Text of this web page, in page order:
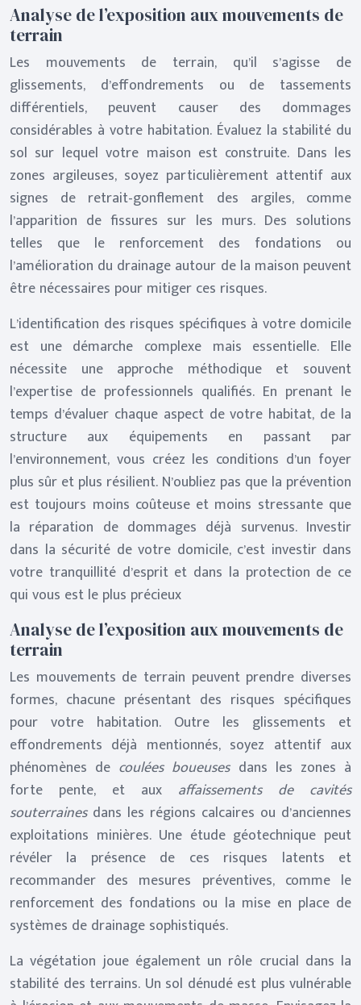
Analyse de l’exposition aux mouvements de
terrain
Les mouvements de terrain, qu’il s’agisse de
glissements, d’effondrements ou de tassements
différentiels, peuvent causer des dommages
considérables à votre habitation. Évaluez la stabilité du
sol sur lequel votre maison est construite. Dans les
zones argileuses, soyez particulièrement attentif aux
signes de retrait-gonflement des argiles, comme
l’apparition de fissures sur les murs. Des solutions
telles que le renforcement des fondations ou
l’amélioration du drainage autour de la maison peuvent
être nécessaires pour mitiger ces risques.
L’identification des risques spécifiques à votre domicile
est une démarche complexe mais essentielle. Elle
nécessite une approche méthodique et souvent
l’expertise de professionnels qualifiés. En prenant le
temps d’évaluer chaque aspect de votre habitat, de la
structure aux équipements en passant par
l’environnement, vous créez les conditions d’un foyer
plus sûr et plus résilient. N’oubliez pas que la prévention
est toujours moins coûteuse et moins stressante que
la réparation de dommages déjà survenus. Investir
dans la sécurité de votre domicile, c’est investir dans
votre tranquillité d’esprit et dans la protection de ce
qui vous est le plus précieux
Analyse de l’exposition aux mouvements de
terrain
Les mouvements de terrain peuvent prendre diverses
formes, chacune présentant des risques spécifiques
pour votre habitation. Outre les glissements et
effondrements déjà mentionnés, soyez attentif aux
phénomènes de coulées boueusesdans les zones à
forte pente, et aux affaissements de cavités
souterrainesdans les régions calcaires ou d’anciennes
exploitations minières. Une étude géotechnique peut
révéler la présence de ces risques latents et
recommander des mesures préventives, comme le
renforcement des fondations ou la mise en place de
systèmes de drainage sophistiqués.
La végétation joue également un rôle crucial dans la
stabilité des terrains. Un sol dénudé est plus vulnérable